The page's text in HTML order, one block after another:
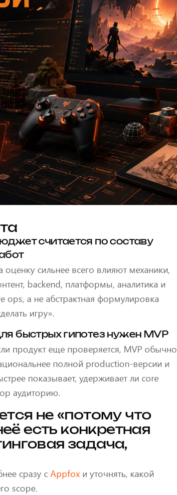
считается по составу
оценку сильнее всего влияют механики,
backend, платформы, аналитика и
ops, а не абстрактная формулировка
игру».
быстрых гипотез нужен MVP
продукт еще проверяется, MVP обычно
полной production-версии и
показывает, удерживает ли core
аудиторию.
не «потому что
есть конкретная
задача,
сразу с Appfox и уточнять, какой
scope.